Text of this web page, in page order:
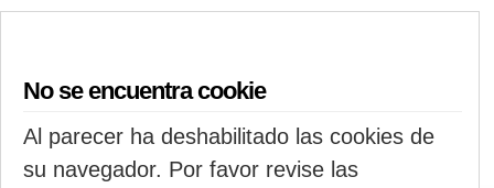
No se encuentra cookie
Al parecer ha deshabilitado las cookies de
su navegador. Por favor revise las